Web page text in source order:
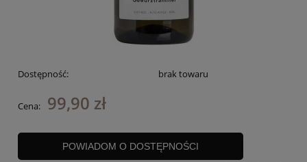
Dostępność: brak towaru
Cena: 99,90 zł
POWIADOM O DOSTĘPNOŚCI